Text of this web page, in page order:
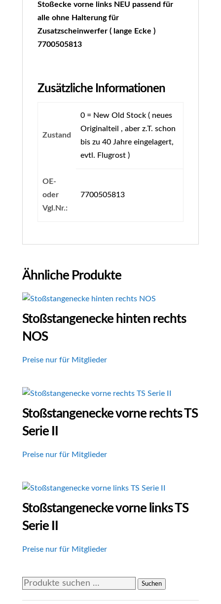
Stoßecke vorne links NEU passend für
alle ohne Halterung für
Zusatzscheinwerfer ( lange Ecke )
7700505813
Zusätzliche Informationen
Zustand
0 = New Old Stock ( neues
Originalteil , aber z.T. schon
bis zu 40 Jahre eingelagert,
evtl. Flugrost )
OE-
oder
Vgl.Nr.:
7700505813
Ähnliche Produkte
Stoßstangenecke hinten rechts
NOS
Preise nur für Mitglieder
Stoßstangenecke vorne rechts TS
Serie II
Preise nur für Mitglieder
Stoßstangenecke vorne links TS
Serie II
Preise nur für Mitglieder
Suchen
Suchen